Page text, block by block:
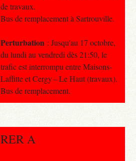
de travaux.
Bus de remplacement à Sartrouville.
Perturbation : Jusqu'au 17 octobre,
du lundi au vendredi dès 21:50, le
trafic est interrompu entre Maisons-
Laffitte et Cergy – Le Haut (travaux).
Bus de remplacement.
RER A